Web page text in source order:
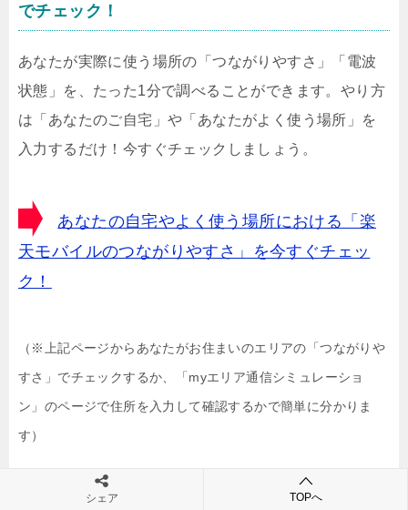
でチェック！
あなたが実際に使う場所の「つながりやすさ」「電波
状態」を、たった1分で調べることができます。やり方
は「あなたのご自宅」や「あなたがよく使う場所」を
入力するだけ！今すぐチェックしましょう。
あなたの自宅やよく使う場所における「楽
天モバイルのつながりやすさ」を今すぐチェッ
ク！
（※上記ページからあなたがお住まいのエリアの「つながりや
すさ」でチェックするか、「myエリア通信シミュレーショ
ン」のページで住所を入力して確認するかで簡単に分かりま
す）
シェア TOPへ